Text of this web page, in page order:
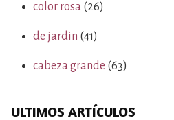
color rosa (26)
de jardin (41)
cabeza grande (63)
ULTIMOS ARTÍCULOS